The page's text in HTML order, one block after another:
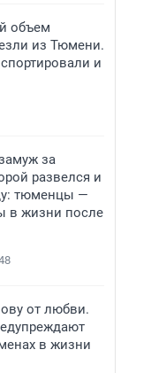
объем
из Тюмени.
и
за
развелся и
тюменцы —
в жизни после
от любви.
в жизни